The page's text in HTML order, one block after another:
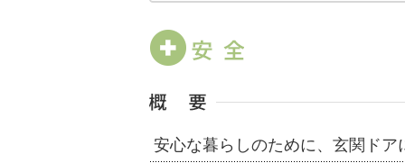
安心な暮らしのために、玄関ドア